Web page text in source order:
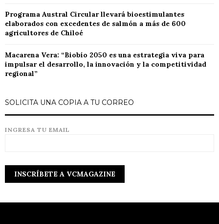
Programa Austral Circular llevará bioestimulantes
elaborados con excedentes de salmón a más de 600
agricultores de Chiloé
Macarena Vera: “Biobío 2050 es una estrategia viva para
impulsar el desarrollo, la innovación y la competitividad
regional”
SOLICITA UNA COPIA A TU CORREO
INGRESA TU EMAIL